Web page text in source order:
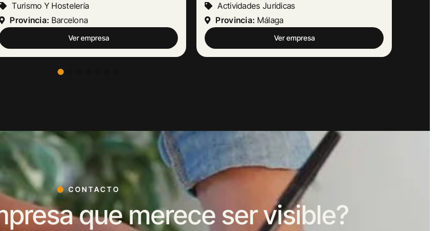
Actividades Jurídicas
Provincia: Málaga
Ver empresa
Otras Actividades Empresariales
Provincia: Barcelona
Ver empresa
CONTACTO
que merece ser visible?